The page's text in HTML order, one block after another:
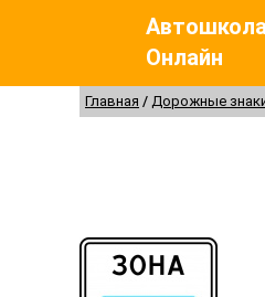
Онлайн
Главная Дорожные